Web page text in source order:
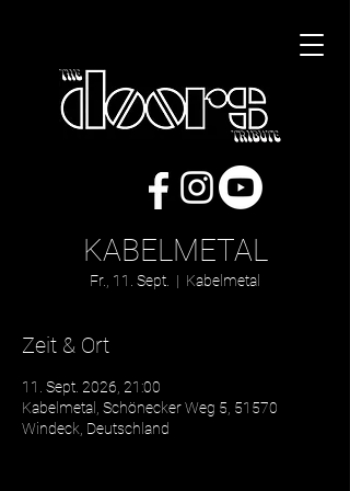
KABELMETAL
Fr., 11. Sept.
  |
Kabelmetal
Zeit & Ort
11. Sept. 2026, 21:00
Kabelmetal, Schönecker Weg 5, 51570
Windeck, Deutschland